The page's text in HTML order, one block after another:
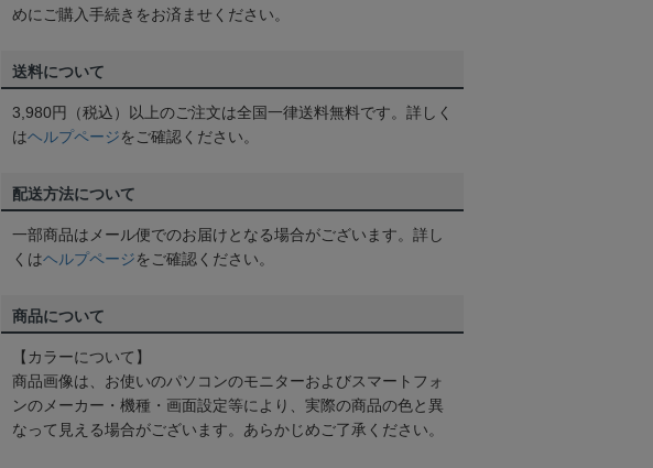
めにご購入手続きをお済ませください。
送料について
3,980円（税込）以上のご注文は全国一律送料無料です。詳しく
はヘルプページをご確認ください。
配送方法について
一部商品はメール便でのお届けとなる場合がございます。詳し
くはヘルプページをご確認ください。
商品について
【カラーについて】
商品画像は、お使いのパソコンのモニターおよびスマートフォ
ンのメーカー・機種・画面設定等により、実際の商品の色と異
なって見える場合がございます。あらかじめご了承ください。